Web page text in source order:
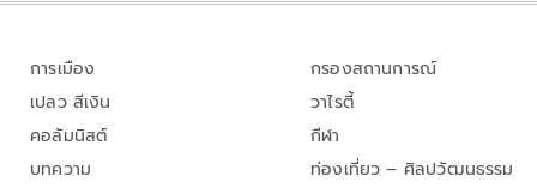
การเมือง
เปลว สีเงิน
คอลัมนิสต์
บทความ
กรองสถานการณ์
วาไรตี้
กีฬา
ท่องเที่ยว – ศิลปวัฒนธรรม